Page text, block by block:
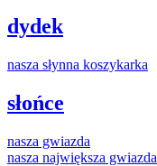
dydek
nasza słynna koszykarka
słońce
nasza gwiazda
nasza największa gwiazda